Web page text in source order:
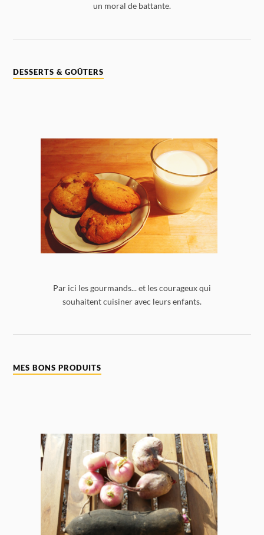
un moral de battante.
DESSERTS & GOÛTERS
Par ici les gourmands... et les courageux qui
souhaitent cuisiner avec leurs enfants.
MES BONS PRODUITS